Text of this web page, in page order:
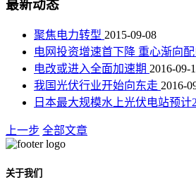
最新动态
聚焦电力转型 2015-09-08
电网投资增速首下降 重心渐向
电改或进入全面加速期 2016-09-
我国光伏行业开始向东走 2016-
日本最大规模水上光伏电站预计
上一步 全部文章
关于我们